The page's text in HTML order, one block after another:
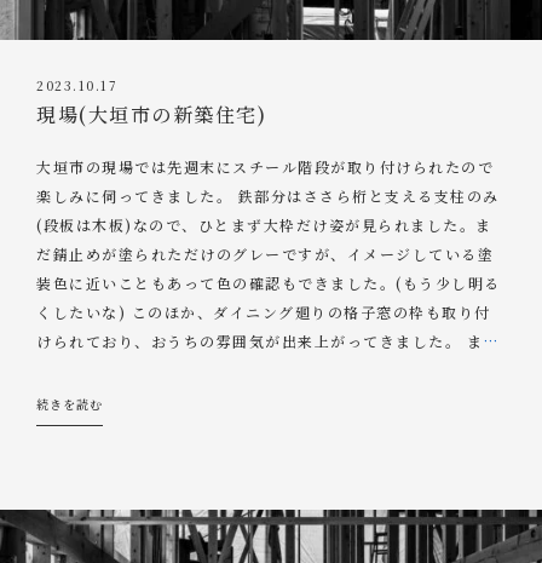
2023.10.17
現場(大垣市の新築住宅)
大垣市の現場では先週末にスチール階段が取り付けられたので
楽しみに伺ってきました。 鉄部分はささら桁と支える支柱のみ
(段板は木板)なので、ひとまず大枠だけ姿が見られました。ま
だ錆止めが塗られただけのグレーですが、イメージしている塗
装色に近いこともあって色の確認もできました。(もう少し明る
くしたいな) このほか、ダイニング廻りの格子窓の枠も取り付
けられており、おうちの雰囲気が出来上がってきました。 ま …
続きを読む